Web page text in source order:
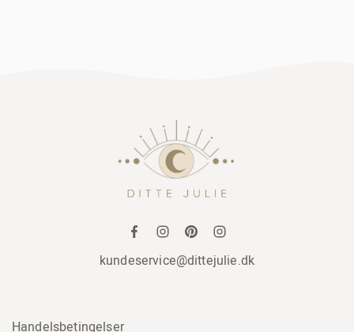
kundeservice@dittejulie.dk
Handelsbetingelser